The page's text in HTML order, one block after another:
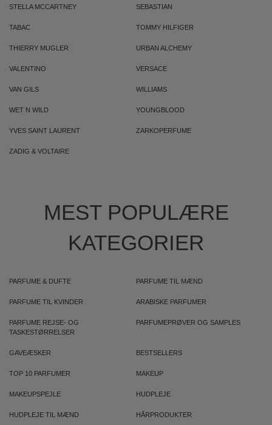
STELLA MCCARTNEY SEBASTIAN
TABAC TOMMY HILFIGER
THIERRY MUGLER URBAN ALCHEMY
VALENTINO VERSACE
VAN GILS WILLIAMS
WET N WILD YOUNGBLOOD
YVES SAINT LAURENT ZARKOPERFUME
ZADIG & VOLTAIRE
MEST POPULÆRE
KATEGORIER
PARFUME & DUFTE PARFUME TIL MÆND
PARFUME TIL KVINDER ARABISKE PARFUMER
PARFUME REJSE- OG
TASKESTØRRELSER
PARFUMEPRØVER OG SAMPLES
GAVEÆSKER BESTSELLERS
TOP 10 PARFUMER MAKEUP
MAKEUPSPEJLE HUDPLEJE
HUDPLEJE TIL MÆND HÅRPRODUKTER